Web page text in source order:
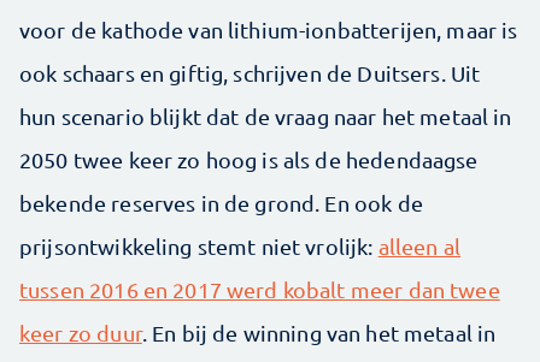
voor de kathode van lithium-ionbatterijen, maar is
ook schaars en giftig, schrijven de Duitsers. Uit
hun scenario blijkt dat de vraag naar het metaal in
2050 twee keer zo hoog is als de hedendaagse
bekende reserves in de grond. En ook de
prijsontwikkeling stemt niet vrolijk: alleen al
tussen 2016 en 2017 werd kobalt meer dan twee
keer zo duur. En bij de winning van het metaal in